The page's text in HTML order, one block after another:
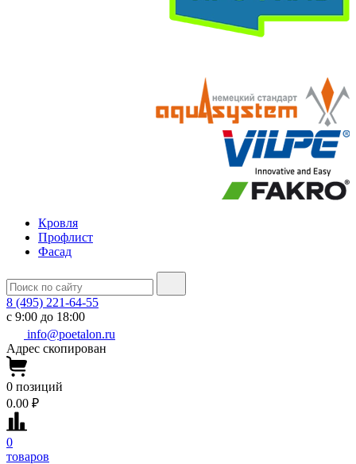
Кровля
Профлист
Фасад
8 (495) 221-64-55
с 9:00 до 18:00
info@poetalon.ru
Адрес скопирован
0 позиций
0.00 ₽
0
товаров